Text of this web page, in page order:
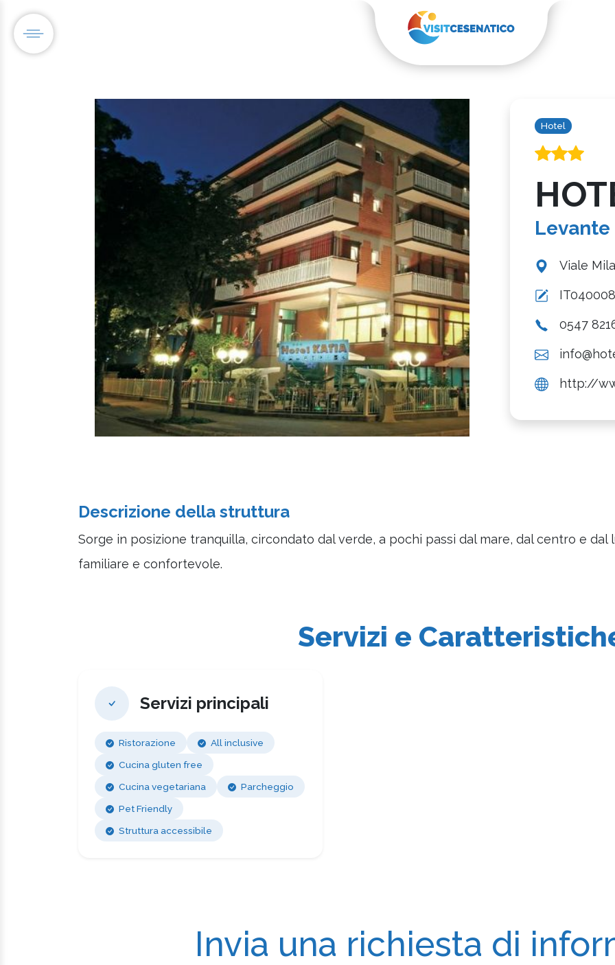
Hotel
Levante
Viale
0547
http://
Descrizione della struttura
Sorge in posizione tranquilla, circondato dal verde, a pochi passi dal mare, dal centro e dal
familiare e confortevole.
Servizi e
Servizi principali
Ristorazione
All inclusive
Cucina gluten free
Cucina vegetariana
Parcheggio
Pet Friendly
Struttura accessibile
Invia una richiesta di